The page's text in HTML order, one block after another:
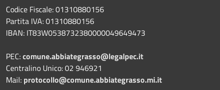
Codice Fiscale: 01310880156
Partita IVA: 01310880156
IBAN: IT83W0538732380000049649473
PEC:comune.abbiategrasso@legalpec.it
Centralino Unico: 02 946921
Mail: protocollo@comune.abbiategrasso.mi.it